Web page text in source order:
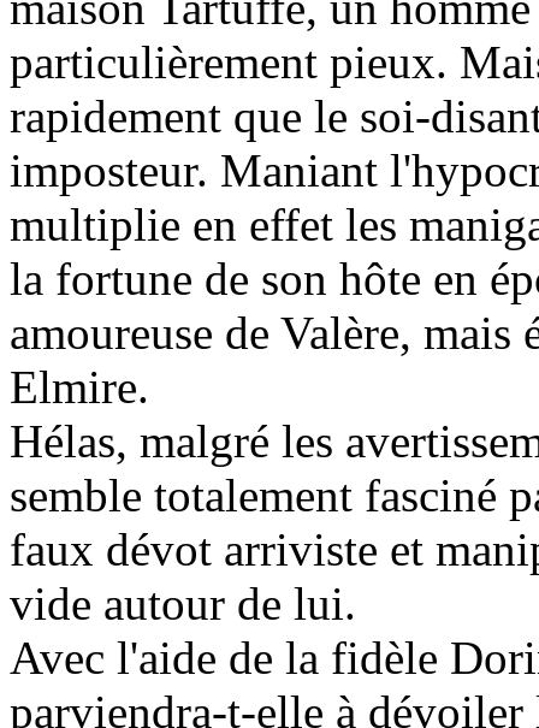
particulièrement pieux.
rapidement que le soi-
imposteur. Maniant
multiplie en effet les
la fortune de son hôte en
amoureuse de Valère, mais
Elmire.
Hélas, malgré les
semble totalement fasciné
faux dévot arriviste et
vide autour de lui.
Avec l'aide de la fidèle
parviendra-t-elle à dévoiler